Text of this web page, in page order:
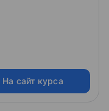
На сайт курса